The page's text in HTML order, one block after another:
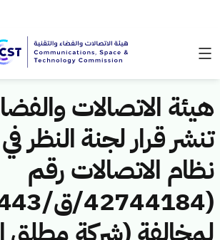
هيئة الاتصالات
تنشر قرار لجنة النظر
نظام الاتصالات رقم